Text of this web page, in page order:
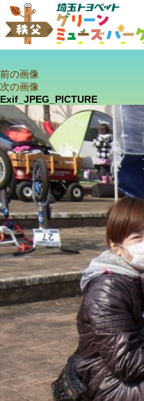
前の画像
次の画像
Exif_JPEG_PICTURE